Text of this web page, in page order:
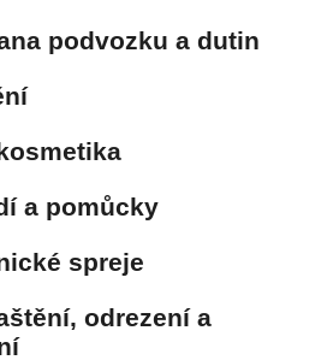
podvozku a dutin
a pomůcky
spreje
odrezení a